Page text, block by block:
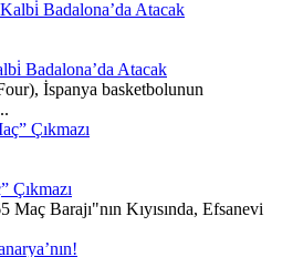
Badalona’da Atacak
İspanya basketbolunun
Çıkmazı
Barajı"nın Kıyısında, Efsanevi